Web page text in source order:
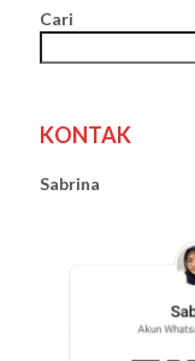
Cari
KONTAK
Sabrina